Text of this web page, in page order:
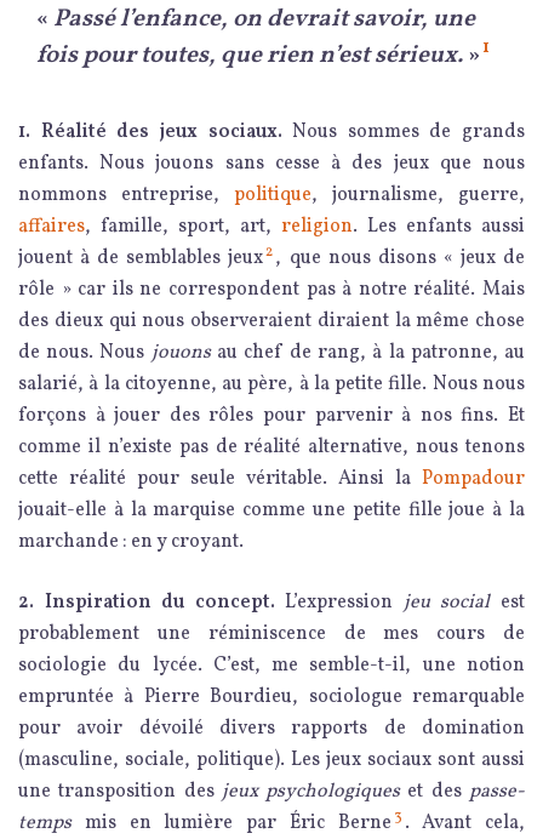
« Passé l’enfance, on devrait savoir, une
fois pour toutes, que rien n’est sérieux.»1
1. Réalité des jeux sociaux. Nous sommes de grands
enfants. Nous jouons sans cesse à des jeux que nous
nommons entreprise, politique, journalisme, guerre,
affaires, famille, sport, art, religion. Les enfants aussi
jouent à de semblables jeux2, que nous disons « jeux de
rôle » car ils ne correspondent pas à notre réalité. Mais
des dieux qui nous observeraient diraient la même chose
de nous. Nous jouonsau chef de rang, à la patronne, au
salarié, à la citoyenne, au père, à la petite fille. Nous nous
forçons à jouer des rôles pour parvenir à nos fins. Et
comme il n’existe pas de réalité alternative, nous tenons
cette réalité pour seule véritable. Ainsi la Pompadour
jouait-elle à la marquise comme une petite fille joue à la
marchande : en y croyant.
2. Inspiration du concept. L’expression jeu socialest
probablement une réminiscence de mes cours de
sociologie du lycée. C’est, me semble-t-il, une notion
empruntée à Pierre Bourdieu, sociologue remarquable
pour avoir dévoilé divers rapports de domination
(masculine, sociale, politique). Les jeux sociaux sont aussi
une transposition des jeux psychologiqueset des passe-
tempsmis en lumière par Éric Berne 3 . Avant cela,